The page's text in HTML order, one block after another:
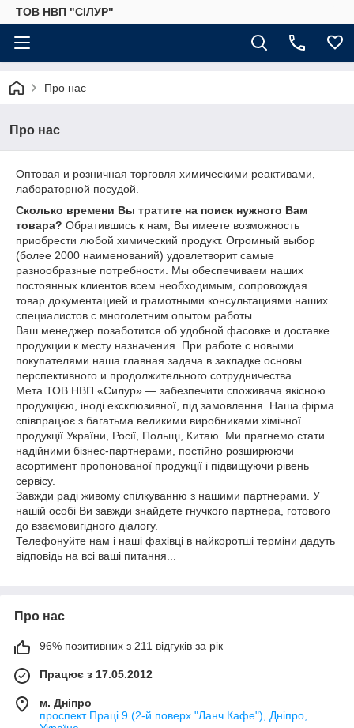
ТОВ НВП "СІЛУР"
Про нас
Про нас
Оптовая и розничная торговля химическими реактивами,
лабораторной посудой.
Сколько времени Вы тратите на поиск нужного Вам
товара? Обратившись к нам, Вы имеете возможность
приобрести любой химический продукт. Огромный выбор
(более 2000 наименований) удовлетворит самые
разнообразные потребности. Мы обеспечиваем наших
постоянных клиентов всем необходимым, сопровождая
товар документацией и грамотными консультациями наших
специалистов с многолетним опытом работы.
Ваш менеджер позаботится об удобной фасовке и доставке
продукции к месту назначения. При работе с новыми
покупателями наша главная задача в закладке основы
перспективного и продолжительного сотрудничества.
Мета ТОВ НВП «Силур» — забезпечити споживача якісною
продукцією, іноді ексклюзивної, під замовлення. Наша фірма
співпрацює з багатьма великими виробниками хімічної
продукції України, Росії, Польщі, Китаю. Ми прагнемо стати
надійними бізнес-партнерами, постійно розширюючи
асортимент пропонованої продукції і підвищуючи рівень
сервісу.
Завжди раді живому спілкуванню з нашими партнерами. У
нашій особі Ви завжди знайдете гнучкого партнера, готового
до взаємовигідного діалогу.
Телефонуйте нам і наші фахівці в найкоротші терміни дадуть
відповідь на всі ваші питання...
Про нас
96% позитивних з 211 відгуків за рік
Працює з 17.05.2012
м. Дніпро
проспект Праці 9 (2-й поверх "Ланч Кафе"), Дніпро,